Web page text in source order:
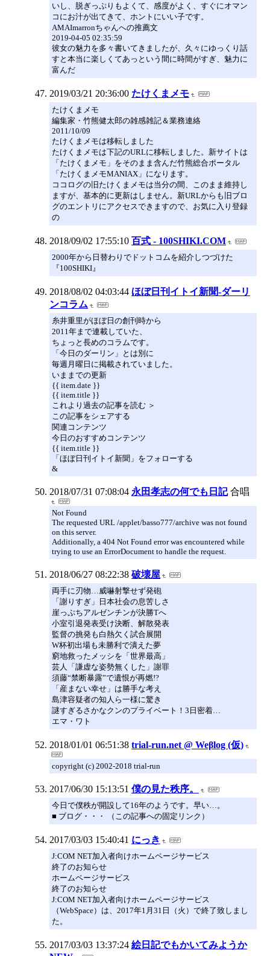
いし、脱ぎっぷりもよくて、感度がよく、すぐにオマン
コにお汁が出てきて、ホントにいい子です。
AMAImarronちゃんへの推薦文
2019-04-05 02:35:59
彼女の魅力を多々書いてきましたが、久々にゆっくり話
すと本当に楽しくてあっという間に時間がすぎ、魅力に
富んだ
2019/03/21 20:36:00 たけくまメモ
たけくまメモ
編集家・竹熊健太郎の雑感雑記＆業務連絡
2011/10/09
たけくまメモは移転しました
たけくまメモは下記のURLに移転しました。新サイトは
「たけくまメモ」をそのまま含んだ竹熊総合ポータル
「たけくまメモMANIAX」になります。
ココログの旧たけくまメモは当分の間、このまま維持し
ますが、基本的に更新はしません。新URLからも旧ブロ
グのエントリにアクセスできますので、お気に入り登録
の
2018/09/02 17:55:10 百式 - 100SHIKI.COM
2000年から日替わりでドットコムを紹介しつづけた
『100SHIKI』
2018/08/02 04:03:44 ほぼ日刊イトイ新聞-ダーリ
ンコラム
糸井重里がほぼ日の創刊時から
2011年まで連載していた、
ちょっと長めのコラムです。
「今日のダーリン」とは別に
毎週月曜日に掲載されていました。
いままでの更新
{{ item.date }}
{{ item.title }}
これより過去の記事を読む ＞
この記事をシェアする
関連コンテンツ
今日のおすすめコンテンツ
{{ item.title }}
「ほぼ日刊イトイ新聞」をフォローする
&
2018/07/31 07:08:04 永田孝志の何でも日記 合唱
Not Found
The requested URL /applet/basso777/archive was not found
on this server.
Additionally, a 404 Not Found error was encountered while
trying to use an ErrorDocument to handle the request.
2018/06/27 08:22:38 破壊屋
両手に刃物…威嚇射撃せず発砲
「謝りすぎ」日本社会の息苦しさ
崖っぷちアルゼンチンが決勝Tへ
小室引退発表受け決断、解散発表
監督の挑発も白熱欠く試合展開
W杯初出場も未勝利で潰えた夢
窮地救ったメッシを「世界最高」
芸人「謙虚な姿勢無くした」謝罪
須藤“禁断暴露”で遺恨が再燃!?
「産まない幸せ」は勝手な考え
島津容疑者の知人ら一様に驚き
謎すぎるさかなクンのプライベート！3日密着…
エマ・ワト
2018/01/01 06:51:38 trial-run.net @ Weβlog (仮)
copyright (c) 2002-2018 trial-run
2017/06/30 15:13:51 僕の見た秩序。
今日で僕秩が開設して16年のようです。早い…。
■ ブログ・・・ （この記事への固定リンク）
2017/03/03 15:40:41 にっき
J:COM NET加入者向けホームページサービス
終了のお知らせ
ホームページサービス
終了のお知らせ
J:COM NET加入者向けホームページサービス
（WebSpace）は、2017年1月31日（火）で終了致しまし
た。
2017/03/03 13:37:24 絵日記でもかいてみようか